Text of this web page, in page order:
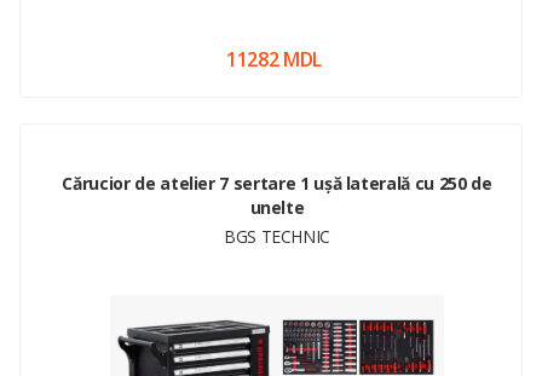
11282 MDL
Cărucior de atelier 7 sertare 1 ușă laterală cu 250 de
unelte
BGS TECHNIC